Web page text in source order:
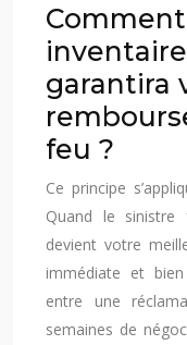
garantira
feu ?
Ce principe
Quand le sinistre
devient votre
immédiate et
entre une
semaines de